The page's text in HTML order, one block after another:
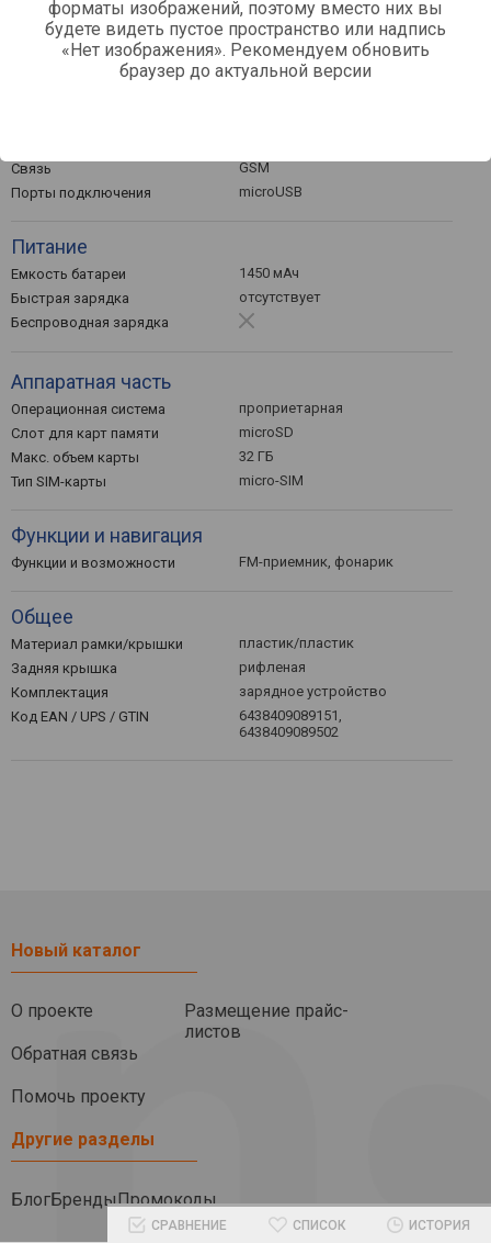
форматы изображений, поэтому вместо них вы
будете видеть пустое пространство или надпись
«Нет изображения». Рекомендуем обновить
браузер до актуальной версии
Дисплей
Диагональ
2.4 "
Связь
GSM
Порты подключения
microUSB
Питание
Емкость батареи
1450 мАч
Быстрая зарядка
отсутствует
Беспроводная зарядка
Аппаратная часть
Операционная система
проприетарная
Слот для карт памяти
microSD
Макс. объем карты
32 ГБ
Тип SIM-карты
micro-SIM
Функции и навигация
Функции и возможности FM-приемник, фонарик
Общее
Материал рамки/крышки
пластик/пластик
Задняя крышка
рифленая
Комплектация
зарядное устройство
Код EAN / UPS / GTIN
6438409089151,
6438409089502
Новый каталог
О проекте
Обратная связь
Помочь проекту
Размещение прайс-
листов
Другие разделы
БлогБрендыПромокоды
СРАВНЕНИЕ СПИСОК ИСТОРИЯ